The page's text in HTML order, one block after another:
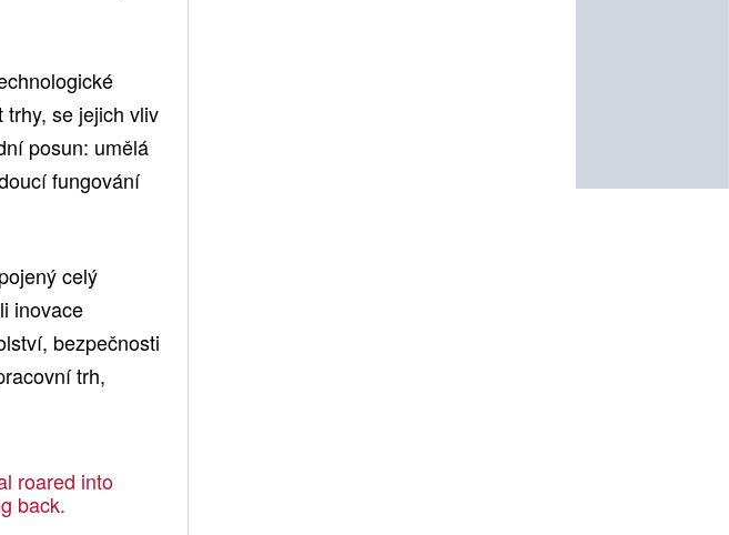
se jejich vliv
posun: umělá
fungování
celý
inovace
bezpečnosti
trh,
roared into
back.